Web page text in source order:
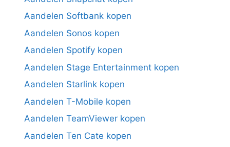
Aandelen Softbank kopen
Aandelen Sonos kopen
Aandelen Spotify kopen
Aandelen Stage Entertainment kopen
Aandelen Starlink kopen
Aandelen T-Mobile kopen
Aandelen TeamViewer kopen
Aandelen Ten Cate kopen